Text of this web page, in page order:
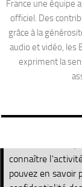
France une équipe
officiel. Des
grâce à la
audio et vidéo, les
expriment la
connaître
pouvez en savoir